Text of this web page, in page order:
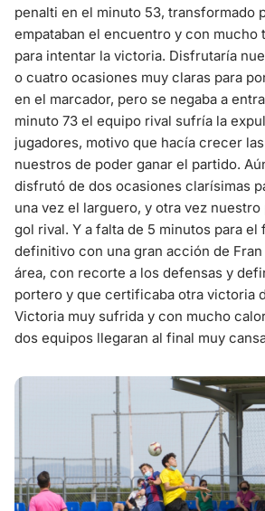
penalti en el minuto 53, transformado
empataban el encuentro y con mucho
para intentar la victoria. Disfrutaría
o cuatro ocasiones muy claras para
en el marcador, pero se negaba a
minuto 73 el equipo rival sufría la
jugadores, motivo que hacía crecer
nuestros de poder ganar el partido.
disfrutó de dos ocasiones clarísimas
una vez el larguero, y otra vez
gol rival. Y a falta de 5 minutos para el
definitivo con una gran acción de
área, con recorte a los defensas y
portero y que certificaba otra victoria
Victoria muy sufrida y con mucho
dos equipos llegaran al final muy